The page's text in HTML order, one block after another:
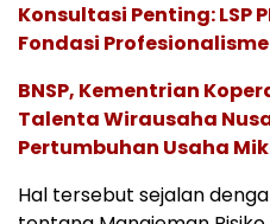
Konsultasi Penting: LSP
Fondasi Profesionalisme
BNSP, Kementrian
Talenta Wirausaha
Pertumbuhan Usaha
Hal tersebut sejalan